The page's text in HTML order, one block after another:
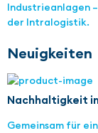
Industrieanlagen
der Intralogistik.
Neuigkeiten
Nachhaltigkeit
Gemeinsam für